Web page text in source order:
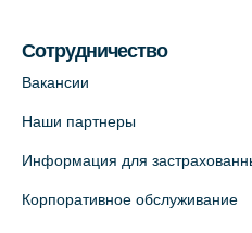
д.3, В.О.
+7 (812) 986-98-91
Сотрудничество
Вакансии
Наши партнеры
Информация для
Корпоративное обслуживание